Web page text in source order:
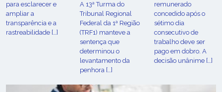
para esclarecer e
ampliar a
transparência e a
rastreabilidade […]
A 13ª Turma do
Tribunal Regional
Federal da 1ª Região
(TRF1) manteve a
sentença que
determinou o
levantamento da
penhora […]
remunerado
concedido após o
sétimo dia
consecutivo de
trabalho deve ser
pago em dobro. A
decisão unânime […]